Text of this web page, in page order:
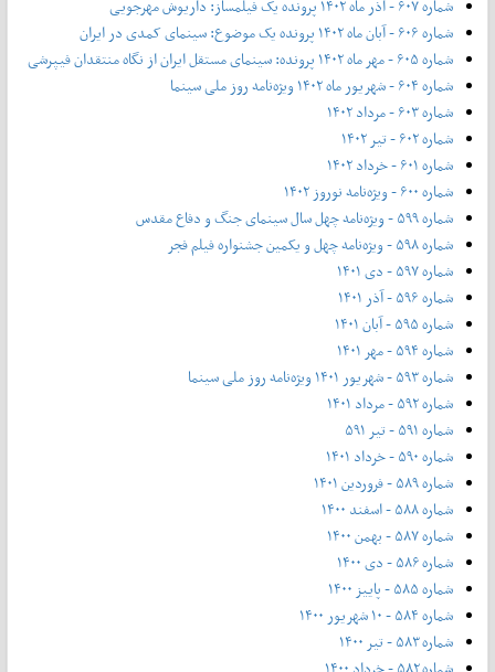
شماره ۶۰۷ - آذر ماه ۱۴۰۲ پرونده یک فیلمساز: داریوش مهرجویی
شماره ۶۰۶ - آبان ماه ۱۴۰۲ پرونده یک موضوع: سینمای کمدی در ایران
شماره ۶۰۵ - مهر ماه ۱۴۰۲ پرونده: سینمای مستقل ایران از نگاه منتقدان فیپرشی
شماره ۶۰۴ - شهریور ماه ۱۴۰۲ ویژه‌نامه روز ملی سینما
شماره ۶۰۳ - مرداد ۱۴۰۲
شماره ۶۰۲ - تیر ۱۴۰۲
شماره ۶۰۱ - خرداد ۱۴۰۲
شماره ۶۰۰ - ویژه‌نامه نوروز ۱۴۰۲
شماره ۵۹۹ - ویژه‌نامه چهل سال سینمای جنگ و دفاع مقدس
شماره ۵۹۸ - ویژه‌نامه چهل و یکمین جشنواره فیلم فجر
شماره ۵۹۷ - دی ۱۴۰۱
شماره ۵۹۶ - آذر ۱۴۰۱
شماره ۵۹۵ - آبان ۱۴۰۱
شماره ۵۹۴ - مهر ۱۴۰۱
شماره ۵۹۳ - شهریور ۱۴۰۱ ویژه‌نامه روز ملی سینما
شماره ۵۹۲ - مرداد ۱۴۰۱
شماره ۵۹۱ - تیر ۵۹۱
شماره ۵۹۰ - خرداد ۱۴۰۱
شماره ۵۸۹ - فروردین ۱۴۰۱
شماره ۵۸۸ - اسفند ۱۴۰۰
شماره ۵۸۷ - بهمن ۱۴۰۰
شماره ۵۸۶ - دی ۱۴۰۰
شماره ۵۸۵ - پاییز ۱۴۰۰
شماره ۵۸۴ - ۱۰ شهریور ۱۴۰۰
شماره ۵۸۳ - تیر ۱۴۰۰